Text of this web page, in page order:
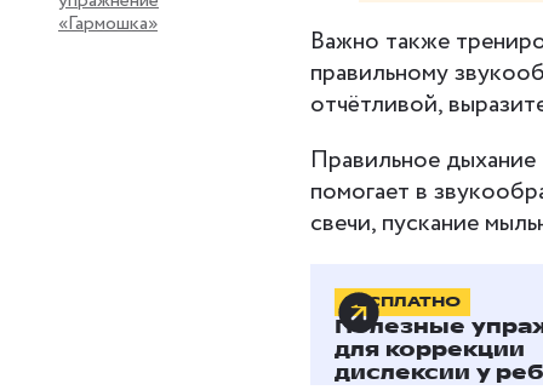
«Гармошка»
Важно также
правильному
отчётливой,
Правильное
помогает в
свечи, пускание
БЕСПЛАТНО
Полезные
для коррекции
дислексии у